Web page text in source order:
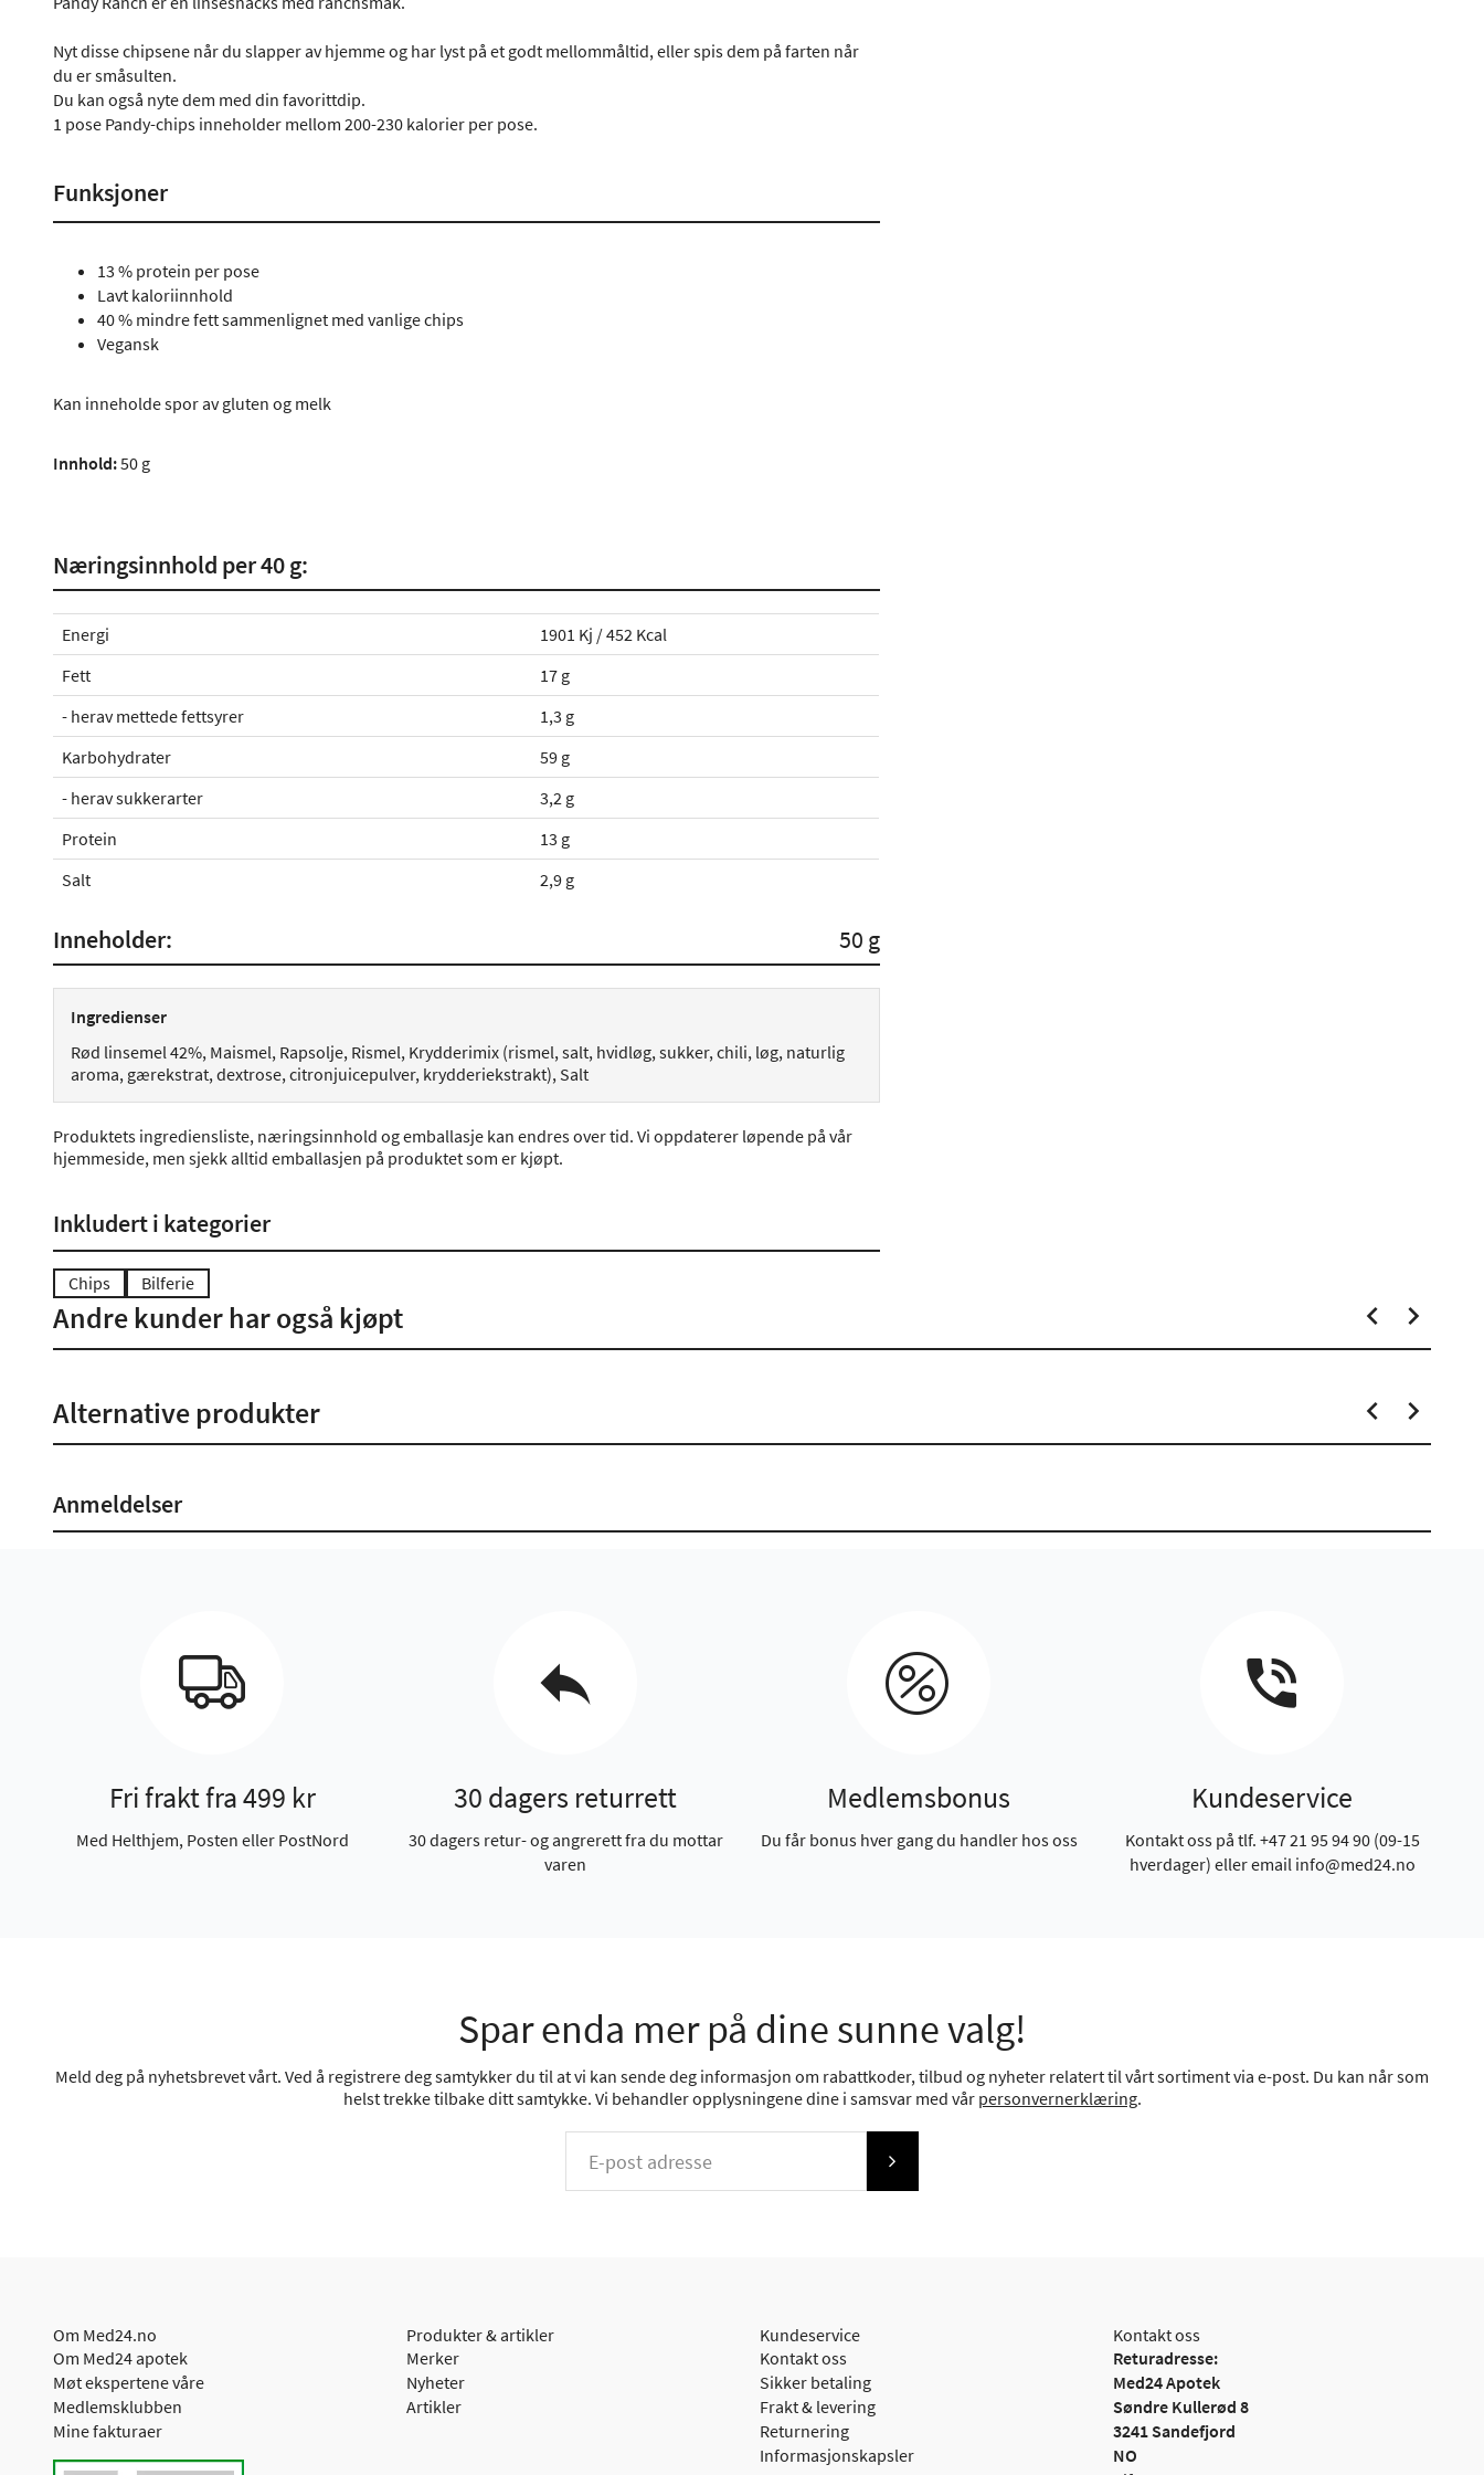
Nyt disse chipsene når du slapper av hjemme og har lyst på et godt mellommåltid, eller spis dem på farten når
du er småsulten.
Du kan også nyte dem med din favorittdip.
1 pose Pandy-chips inneholder mellom 200-230 kalorier per pose.
Funksjoner
13 % protein per pose
Lavt kaloriinnhold
40 % mindre fett sammenlignet med vanlige chips
Vegansk
Kan inneholde spor av gluten og melk
Innhold:50 g
Næringsinnhold per 40 g:
Energi
1901 Kj / 452 Kcal
Fett
17 g
- herav mettede fettsyrer
1,3 g
Karbohydrater
59 g
- herav sukkerarter
3,2 g
Protein
13 g
Salt
2,9 g
Inneholder: 50 g
Ingredienser
Rød linsemel 42%, Maismel, Rapsolje, Rismel, Krydderimix (rismel, salt, hvidløg, sukker, chili, løg, naturlig
aroma, gærekstrat, dextrose, citronjuicepulver, krydderiekstrakt), Salt
Produktets ingrediensliste, næringsinnhold og emballasje kan endres over tid. Vi oppdaterer løpende på vår
hjemmeside, men sjekk alltid emballasjen på produktet som er kjøpt.
Inkludert i kategorier
Chips Bilferie
Andre kunder har også kjøpt
Alternative produkter
Anmeldelser
Fri frakt fra 499 kr
Med Helthjem, Posten eller PostNord
30 dagers returrett
30 dagers retur- og angrerett fra du mottar
varen
Medlemsbonus
Du får bonus hver gang du handler hos oss
Kundeservice
Kontakt oss på tlf. +47 21 95 94 90 (09-15
hverdager) eller email info@med24.no
Spar enda mer på dine sunne valg!
Meld deg på nyhetsbrevet vårt. Ved å registrere deg samtykker du til at vi kan sende deg informasjon om rabattkoder, tilbud og nyheter relatert til vårt sortiment via e-post. Du kan når som
helst trekke tilbake ditt samtykke. Vi behandler opplysningene dine i samsvar med vår personvernerklæring.
Om Med24.no
Om Med24 apotek
Møt ekspertene våre
Medlemsklubben
Mine fakturaer
Produkter & artikler
Merker
Nyheter
Artikler
Kundeservice
Kontakt oss
Sikker betaling
Frakt & levering
Returnering
Informasjonskapsler
Kontakt oss
Returadresse:
Med24 Apotek
Søndre Kullerød 8
3241 Sandefjord
NO